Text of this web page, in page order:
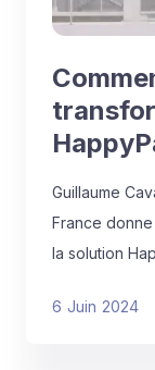
Guillaume
France
la solution
6 Juin 2024